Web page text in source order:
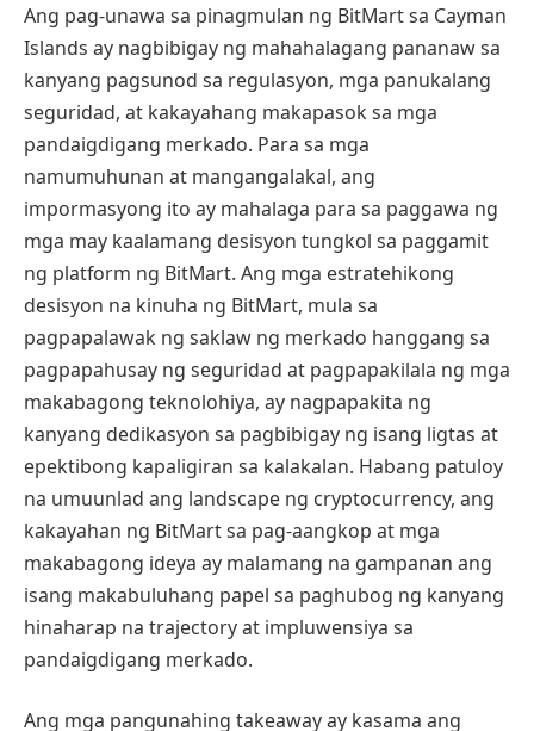
Ang pag-unawa sa pinagmulan ng BitMart sa Cayman
Islands ay nagbibigay ng mahahalagang pananaw sa
kanyang pagsunod sa regulasyon, mga panukalang
seguridad, at kakayahang makapasok sa mga
pandaigdigang merkado. Para sa mga
namumuhunan at mangangalakal, ang
impormasyong ito ay mahalaga para sa paggawa ng
mga may kaalamang desisyon tungkol sa paggamit
ng platform ng BitMart. Ang mga estratehikong
desisyon na kinuha ng BitMart, mula sa
pagpapalawak ng saklaw ng merkado hanggang sa
pagpapahusay ng seguridad at pagpapakilala ng mga
makabagong teknolohiya, ay nagpapakita ng
kanyang dedikasyon sa pagbibigay ng isang ligtas at
epektibong kapaligiran sa kalakalan. Habang patuloy
na umuunlad ang landscape ng cryptocurrency, ang
kakayahan ng BitMart sa pag-aangkop at mga
makabagong ideya ay malamang na gampanan ang
isang makabuluhang papel sa paghubog ng kanyang
hinaharap na trajectory at impluwensiya sa
pandaigdigang merkado.
Ang mga pangunahing takeaway ay kasama ang